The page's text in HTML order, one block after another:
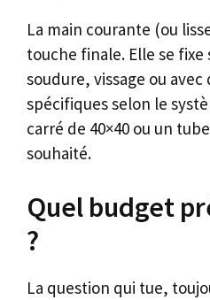
La main courante (ou
touche finale. Elle se fixe
soudure, vissage ou
spécifiques selon le
carré de 40×40 ou un
souhaité.
Quel budget
?
La question qui tue,